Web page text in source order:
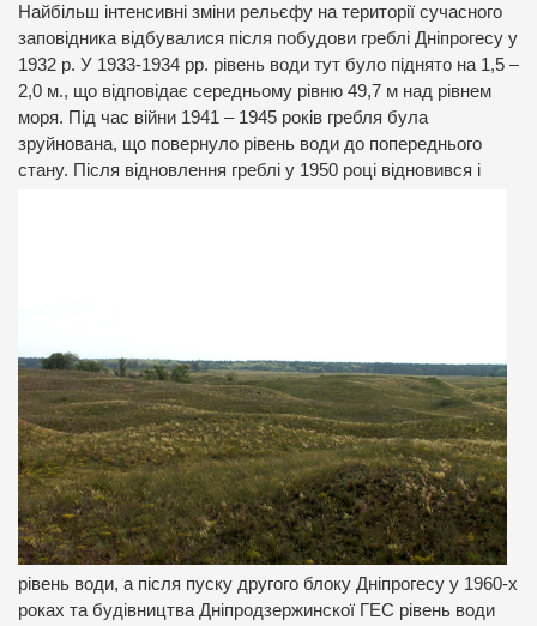
Найбільш інтенсивні зміни рельєфу на території сучасного
заповідника відбувалися після побудови греблі Дніпрогесу у
1932 р. У 1933-1934 рр. рівень води тут було піднято на 1,5 –
2,0 м., що відповідає середньому рівню 49,7 м над рівнем
моря. Під час війни 1941 – 1945 років гребля була
зруйнована, що повернуло рівень води до попереднього
стану. Після відновлення греблі у 1950 році відновився і
рівень води, а після пуску другого блоку Дніпрогесу у 1960-х
роках та будівництва Дніпродзержинскої ГЕС рівень води